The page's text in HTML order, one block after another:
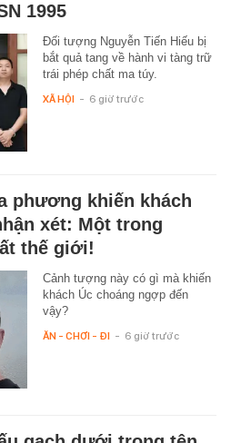
1995
Đối tượng Nguyễn Tiến Hiếu bị
bắt quả tang về hành vi tàng trữ
trái phép chất ma túy.
XÃ HỘI - 6 giờ trước
phương khiến khách
xét: Một trong
thế giới!
Cảnh tượng này có gì mà khiến
khách Úc choáng ngợp đến
vậy?
ĂN - CHƠI - ĐI - 6 giờ trước